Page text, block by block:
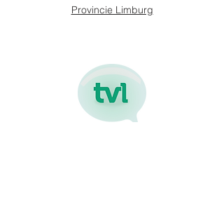
Provincie Limburg